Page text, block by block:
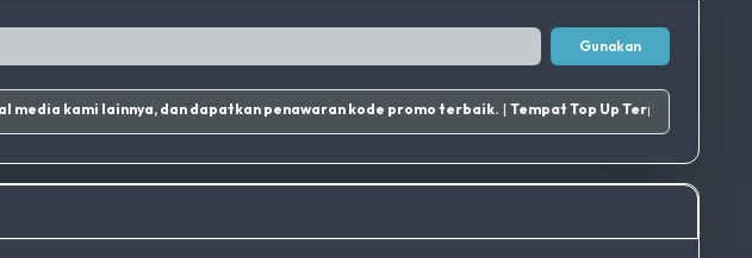
Gunakan
dan sosial media kami lainnya, dan dapatkan penawaran kode promo terbaik. | Tempat Top Up Terpercaya Di Indonesia